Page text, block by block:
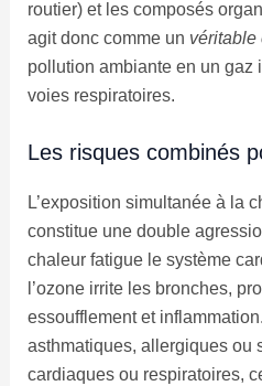
routier) et les composés
agit donc comme un véritable
pollution ambiante en un gaz
voies respiratoires.
Les risques combinés
L’exposition simultanée à la
constitue une double
chaleur fatigue le système
l’ozone irrite les bronches,
essoufflement et
asthmatiques, allergiques ou
cardiaques ou respiratoires,